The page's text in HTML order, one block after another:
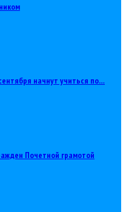
начнут учиться по…
Почетной грамотой